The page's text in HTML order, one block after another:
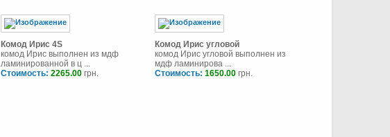
Комод Ирис 4S
комод Ирис выполнен из мдф
ламинированной в ц ...
Стоимость: 2265.00 грн.
Комод Ирис угловой
комод Ирис угловой выполнен из
мдф ламинирова ...
Стоимость: 1650.00 грн.